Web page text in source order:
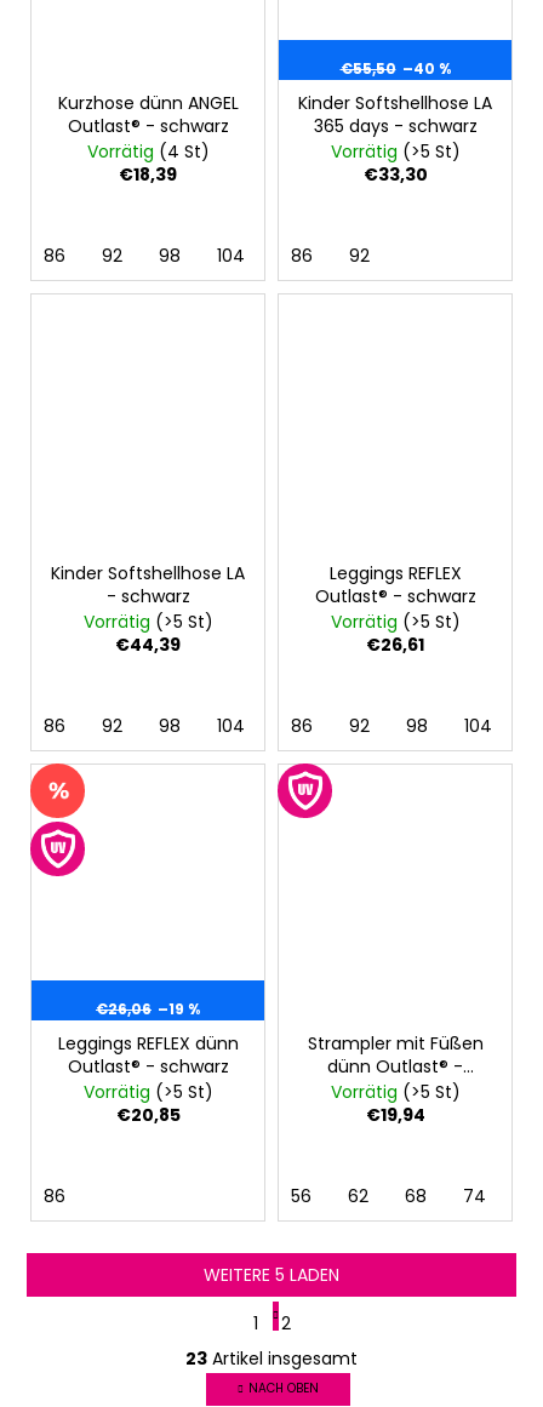
Kurzhose dünn ANGEL
Outlast® - schwarz
Vorrätig (4 St)
€18,39
86 92 98 104 110 116
€55,50 –40 %
Kinder Softshellhose LA
365 days - schwarz
Vorrätig (>5 St)
€33,30
86 92
Kinder Softshellhose LA
- schwarz
Vorrätig (>5 St)
€44,39
86 92 98 104 110 116 122 128
Leggings REFLEX
Outlast® - schwarz
Vorrätig (>5 St)
€26,61
86 92 98 104
€26,06 –19 %
Leggings REFLEX dünn
Outlast® - schwarz
Vorrätig (>5 St)
€20,85
86
Strampler mit Füßen
dünn Outlast® -
schwarz
Vorrätig (>5 St)
€19,94
56 62 68 74
S
t
e
WEITERE 5 LADEN
P
a
g
i
1
2
23 Artikel insgesamt
NACH OBEN